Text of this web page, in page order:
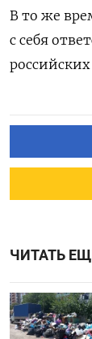
В то же
с себя
российских
ЧИТАТЬ